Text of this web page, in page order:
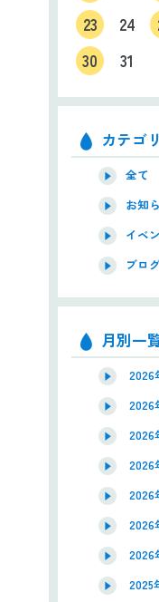
23
24
30
31
カテゴ
全て
お知
イベ
ブロ
月別一
2026
2026
2026
2026
2026
2026
2026
2025